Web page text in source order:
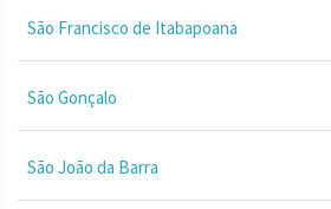
São Francisco de Itabapoana
São Gonçalo
São João da Barra